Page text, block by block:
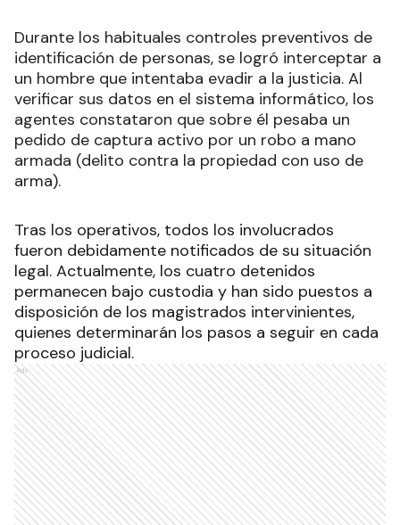
Durante los habituales controles preventivos de
identificación de personas, se logró interceptar a
un hombre que intentaba evadir a la justicia. Al
verificar sus datos en el sistema informático, los
agentes constataron que sobre él pesaba un
pedido de captura activo por un robo a mano
armada (delito contra la propiedad con uso de
arma).
Tras los operativos, todos los involucrados
fueron debidamente notificados de su situación
legal. Actualmente, los cuatro detenidos
permanecen bajo custodia y han sido puestos a
disposición de los magistrados intervinientes,
quienes determinarán los pasos a seguir en cada
proceso judicial.
Ads